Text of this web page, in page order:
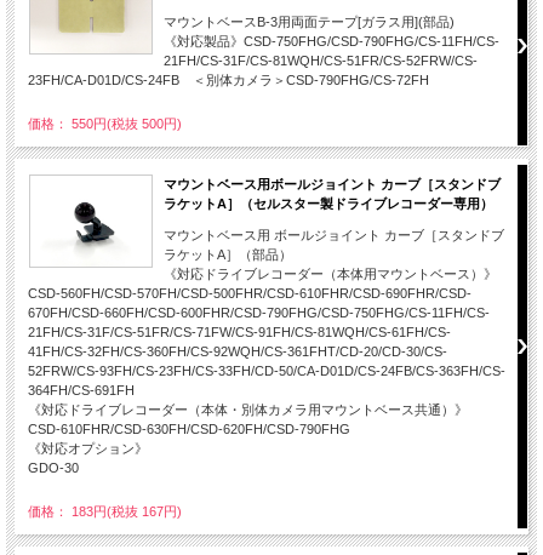
マウントベースB-3用両面テープ[ガラス用](部品)
《対応製品》CSD-750FHG/CSD-790FHG/CS-11FH/CS-
21FH/CS-31F/CS-81WQH/CS-51FR/CS-52FRW/CS-
23FH/CA-D01D/CS-24FB ＜別体カメラ＞CSD-790FHG/CS-72FH
価格： 550円(税抜 500円)
マウントベース用ボールジョイント カーブ［スタンドブ
ラケットA］（セルスター製ドライブレコーダー専用）
マウントベース用 ボールジョイント カーブ［スタンドブ
ラケットA］（部品）
《対応ドライブレコーダー（本体用マウントベース）》
CSD-560FH/CSD-570FH/CSD-500FHR/CSD-610FHR/CSD-690FHR/CSD-
670FH/CSD-660FH/CSD-600FHR/CSD-790FHG/CSD-750FHG/CS-11FH/CS-
21FH/CS-31F/CS-51FR/CS-71FW/CS-91FH/CS-81WQH/CS-61FH/CS-
41FH/CS-32FH/CS-360FH/CS-92WQH/CS-361FHT/CD-20/CD-30/CS-
52FRW/CS-93FH/CS-23FH/CS-33FH/CD-50/CA-D01D/CS-24FB/CS-363FH/CS-
364FH/CS-691FH
《対応ドライブレコーダー（本体・別体カメラ用マウントベース共通）》
CSD-610FHR/CSD-630FH/CSD-620FH/CSD-790FHG
《対応オプション》
GDO-30
価格： 183円(税抜 167円)